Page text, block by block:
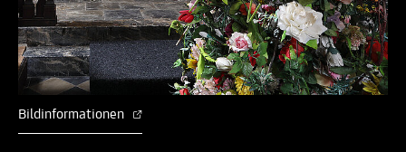
Bildinformationen